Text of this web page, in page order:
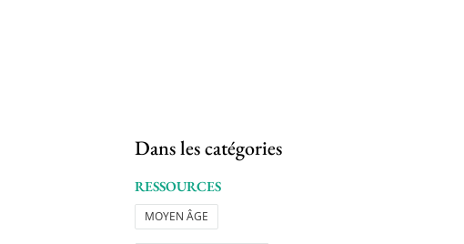
Dans les catégories
RESSOURCES
MOYEN ÂGE